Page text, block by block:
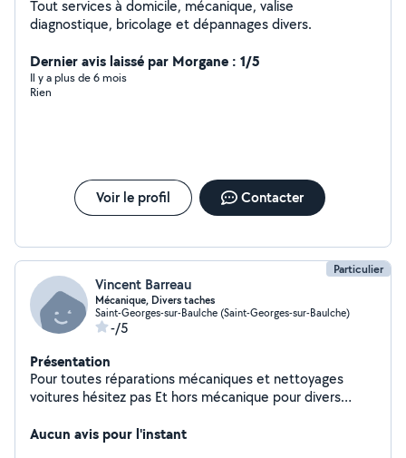
Tout services à domicile, mécanique, valise
diagnostique, bricolage et dépannages divers.
Dernier avis laissé par Morgane : 1/5
Il y a plus de 6 mois
Rien
Voir le profil Contacter
Particulier
Vincent Barreau
Mécanique, Divers taches
Saint-Georges-sur-Baulche (Saint-Georges-sur-Baulche)
-/5
Présentation
Pour toutes réparations mécaniques et nettoyages
voitures hésitez pas Et hors mécanique pour divers
Aucun avis pour l'instant